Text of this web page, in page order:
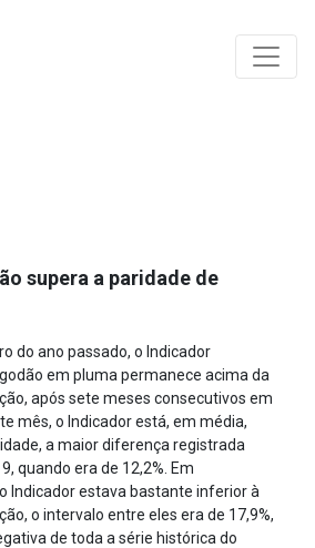
supera a paridade de
do ano passado, o Indicador
em pluma permanece acima da
após sete meses consecutivos em
mês, o Indicador está, em média,
a maior diferença registrada
quando era de 12,2%. Em
Indicador estava bastante inferior à
o intervalo entre eles era de 17,9%,
de toda a série histórica do